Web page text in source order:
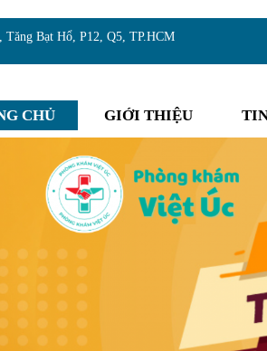
Tăng Bạt Hổ, P12, Q5, TP.HCM
CHỦ GIỚI THIỆU